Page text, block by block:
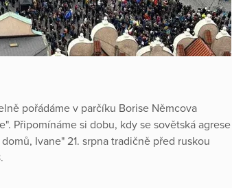
pořádáme v parčíku Borise Němcova
Připomínáme si dobu, kdy se sovětská agrese
Ivane" 21. srpna tradičně před ruskou